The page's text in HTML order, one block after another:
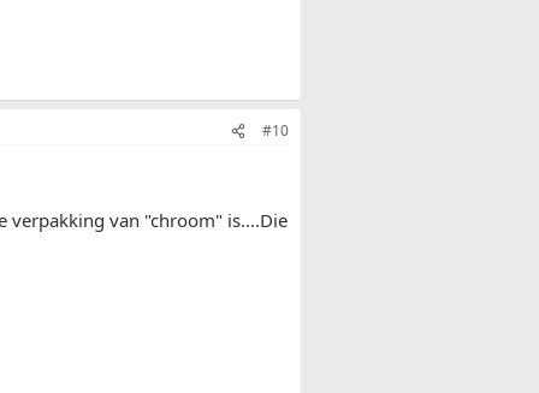
#10
verpakking van "chroom" is....Die